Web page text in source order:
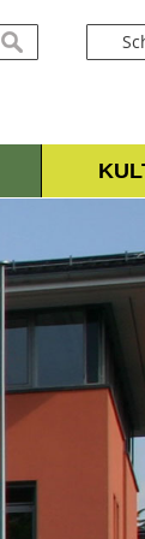
suchen